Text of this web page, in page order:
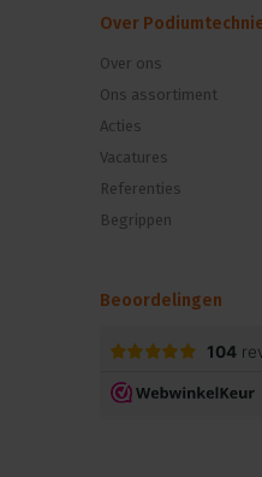
Over
Over ons
Ons assortiment
Acties
Vacatures
Referenties
Begrippen
Beoordelingen